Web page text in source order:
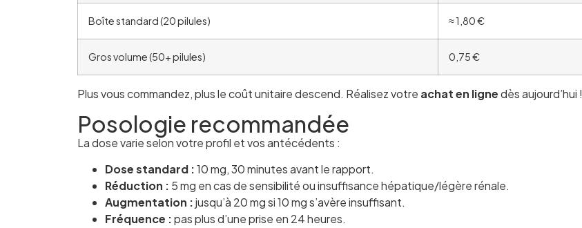
Boîte standard (20 pilules) ≈ 1,80 €
Gros volume (50+ pilules) 0,75 €
Plus vous commandez, plus le coût unitaire descend. Réalisez votre achat en lignedès aujourd’hui !
Posologie recommandée
La dose varie selon votre profil et vos antécédents :
Dose standard :10 mg, 30 minutes avant le rapport.
Réduction : 5 mg en cas de sensibilité ou insuffisance hépatique/légère rénale.
Augmentation :jusqu’à 20 mg si 10 mg s’avère insuffisant.
Fréquence :pas plus d’une prise en 24 heures.